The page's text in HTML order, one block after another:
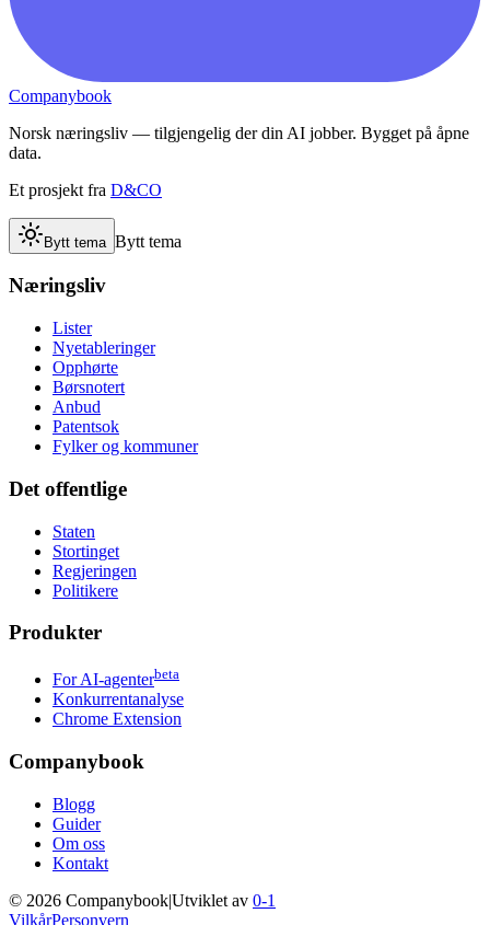
Companybook
Norsk næringsliv — tilgjengelig der din AI jobber. Bygget på åpne
data.
Et prosjekt fra D&CO
Bytt tema Bytt tema
Næringsliv
Lister
Nyetableringer
Opphørte
Børsnotert
Anbud
Patentsok
Fylker og kommuner
Det offentlige
Staten
Stortinget
Regjeringen
Politikere
Produkter
For AI-agenterbeta
Konkurrentanalyse
Chrome Extension
Companybook
Blogg
Guider
Om oss
Kontakt
© 2026 Companybook|Utviklet av 0-1
VilkårPersonvern